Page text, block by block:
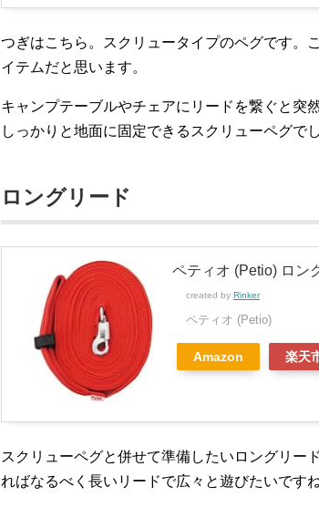
つぎはこちら。スクリュータイプのペグです。
イテムだと思います。
キャンプテーブルやチェアにリードを繋ぐと突
しっかりと地面に固定できるスクリューペグで
ロングリード
ペティオ (Petio) ロン
created by Rinker
ペティオ (Petio)
Amazon 楽天
スクリューペグと併せて準備したいロングリー
ればなるべく長いリードで広々と遊びたいですね